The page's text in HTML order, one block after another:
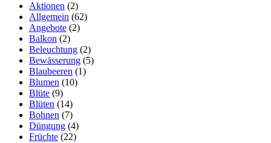
Aktionen (2)
Allgemein (62)
Angebote (2)
Balkon (2)
Beleuchtung (2)
Bewässerung (5)
Blaubeeren (1)
Blumen (10)
Blüte (9)
Blüten (14)
Bohnen (7)
Düngung (4)
Früchte (22)